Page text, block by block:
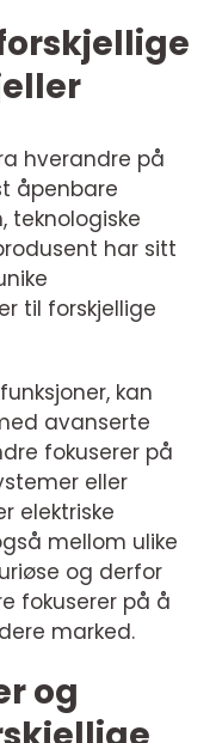
hverandre på
åpenbare
teknologiske
har sitt
til forskjellige
kan
avanserte
fokuserer på
eller
elektriske
mellom ulike
og derfor
fokuserer på å
marked.
og